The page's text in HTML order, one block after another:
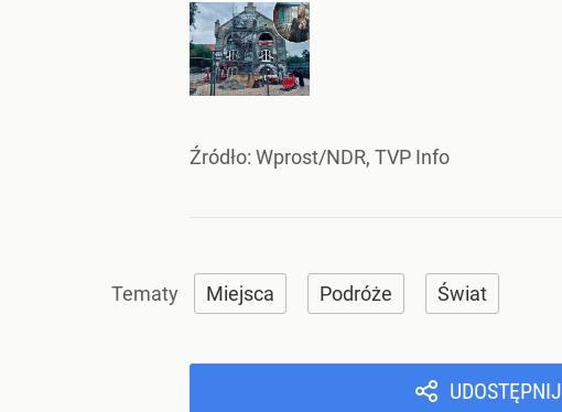
Źródło: Wprost/NDR, TVP Info
Miejsca Podróże Świat
UDOSTĘPNIJ